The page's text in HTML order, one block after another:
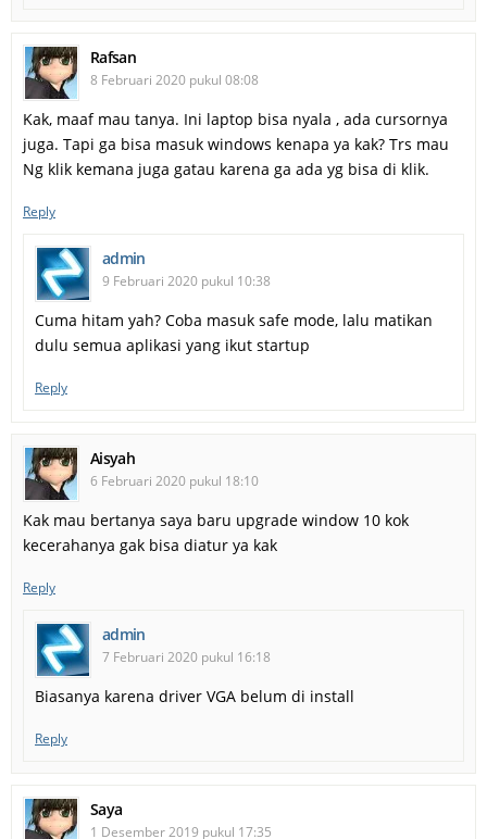
Rafsan
8 Februari 2020 pukul 08:08
Kak, maaf mau tanya. Ini laptop bisa nyala , ada cursornya
juga. Tapi ga bisa masuk windows kenapa ya kak? Trs mau
Ng klik kemana juga gatau karena ga ada yg bisa di klik.
Reply
admin
9 Februari 2020 pukul 10:38
Cuma hitam yah? Coba masuk safe mode, lalu matikan
dulu semua aplikasi yang ikut startup
Reply
Aisyah
6 Februari 2020 pukul 18:10
Kak mau bertanya saya baru upgrade window 10 kok
kecerahanya gak bisa diatur ya kak
Reply
admin
7 Februari 2020 pukul 16:18
Biasanya karena driver VGA belum di install
Reply
Saya
1 Desember 2019 pukul 17:35